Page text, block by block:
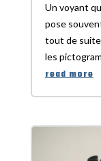
Un voyant
pose
tout de
les
read more